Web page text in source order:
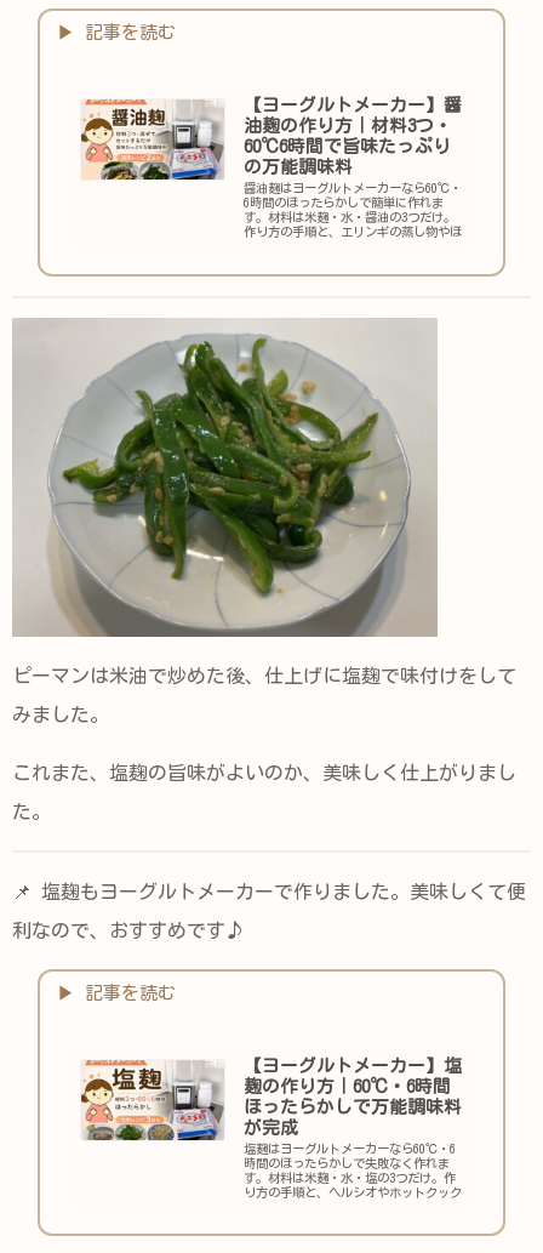
【ヨーグルトメーカー】醤
油麹の作り方｜材料3つ・
60℃6時間で旨味たっぷり
の万能調味料
醤油麹はヨーグルトメーカーなら60℃・
6時間のほったらかしで簡単に作れま
す。材料は米麹・水・醤油の3つだけ。
作り方の手順と、エリンギの蒸し物やほ
ます。
ピーマンは米油で炒めた後、仕上げに塩麹で味付けをして
みました。
これまた、塩麹の旨味がよいのか、美味しく仕上がりまし
た。
📌 塩麹もヨーグルトメーカーで作りました。美味しくて便
利なので、おすすめです♪
【ヨーグルトメーカー】塩
麹の作り方｜60℃・6時間
ほったらかしで万能調味料
が完成
塩麹はヨーグルトメーカーなら60℃・6
時間のほったらかしで失敗なく作れま
す。材料は米麹・水・塩の3つだけ。作
り方の手順と、ヘルシオやホットクック
め）もご紹介します。